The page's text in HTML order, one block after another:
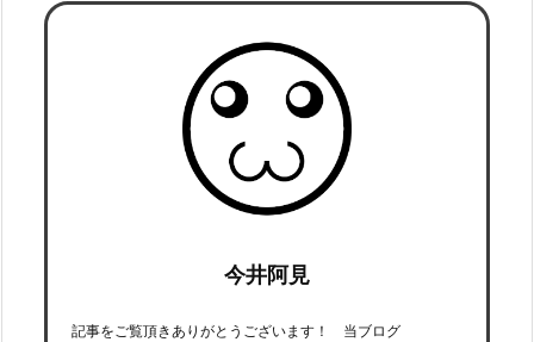
今井阿見
記事をご覧頂きありがとうございます！ 当ブログ